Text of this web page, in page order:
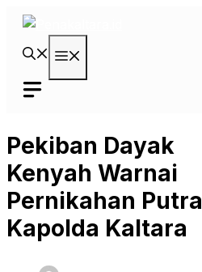
Langsung
Pekiban Dayak
Kenyah Warnai
Pernikahan Putra
Kapolda Kaltara